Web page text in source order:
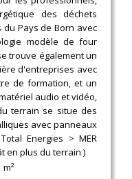
des déchets
du Pays de Born avec
modèle de four
trouve également un
d'entreprises avec
de formation, et un
audio et vidéo,
terrain se situe des
avec panneaux
Energies > MER
en plus du terrain )
m²